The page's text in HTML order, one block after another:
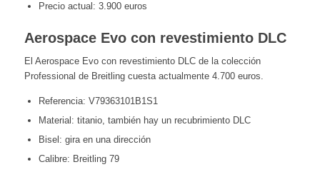
Precio actual: 3.900 euros
Aerospace Evo con revestimiento DLC
El Aerospace Evo con revestimiento DLC de la colección
Professional de Breitling cuesta actualmente 4.700 euros.
Referencia: V79363101B1S1
Material: titanio, también hay un recubrimiento DLC
Bisel: gira en una dirección
Calibre: Breitling 79